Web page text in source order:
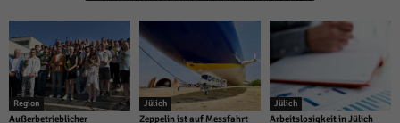
Region
Außerbetrieblicher
Jülich
Zeppelin ist auf Messfahrt
Jülich
Arbeitslosigkeit in Jülich